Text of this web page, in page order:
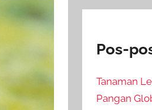
Pos-
Tanaman
Pangan